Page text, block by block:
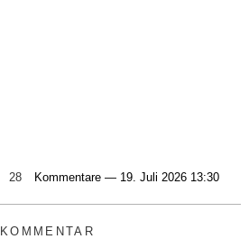
28 Kommentare — 19. Juli 2026 13:30
KOMMENTAR